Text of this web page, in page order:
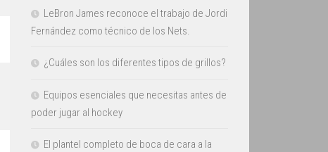
LeBron James reconoce el trabajo de Jordi
Fernández como técnico de los Nets.
¿Cuáles son los diferentes tipos de grillos?
Equipos esenciales que necesitas antes de
poder jugar al hockey
El plantel completo de boca de cara a la